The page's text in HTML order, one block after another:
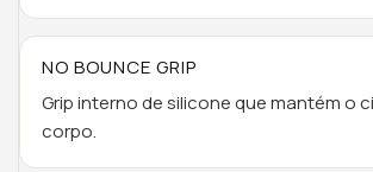
NO BOUNCE GRIP
Grip interno de silicone que mantém o
corpo.